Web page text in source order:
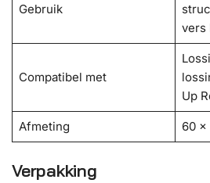
Gebruik
vers
Compatibel met
Up
Afmeting 60 x
Verpakking